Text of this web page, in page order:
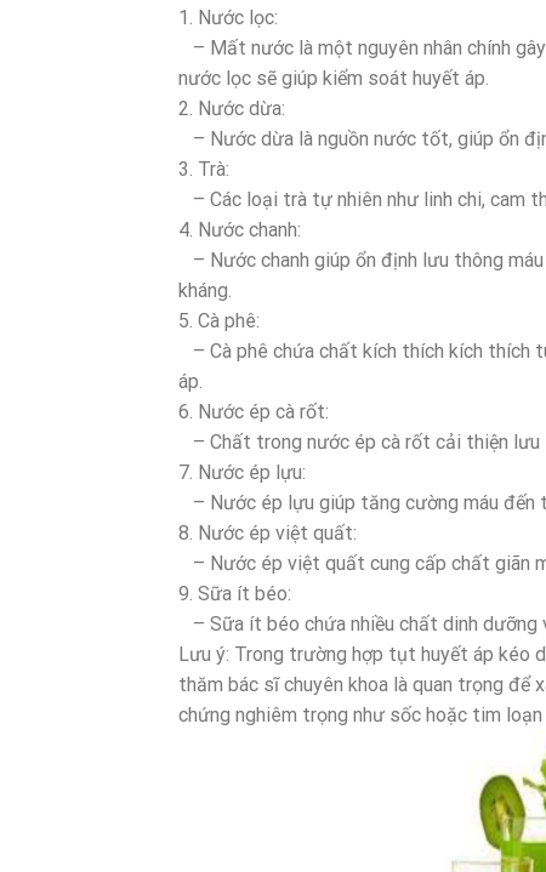
1. Nước lọc:
– Mất nước là một nguyên nhân chính
nước lọc sẽ giúp kiểm soát huyết áp.
2. Nước dừa:
– Nước dừa là nguồn nước tốt, giúp ổn
3. Trà:
– Các loại trà tự nhiên như linh chi, cam
4. Nước chanh:
– Nước chanh giúp ổn định lưu thông
kháng.
5. Cà phê:
– Cà phê chứa chất kích thích kích thích
áp.
6. Nước ép cà rốt:
– Chất trong nước ép cà rốt cải thiện lưu
7. Nước ép lựu:
– Nước ép lựu giúp tăng cường máu đến
8. Nước ép việt quất:
– Nước ép việt quất cung cấp chất giãn
9. Sữa ít béo:
– Sữa ít béo chứa nhiều chất dinh dưỡng
Lưu ý: Trong trường hợp tụt huyết áp kéo
thăm bác sĩ chuyên khoa là quan trọng để
chứng nghiêm trọng như sốc hoặc tim